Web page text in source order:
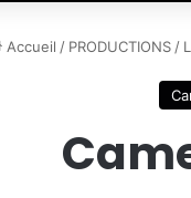
Accueil / PRODUCTIONS /